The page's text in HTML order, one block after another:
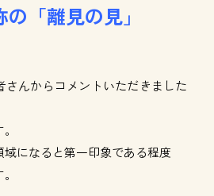
「離見の見」
さんからコメントいただきました
になると第一印象である程度